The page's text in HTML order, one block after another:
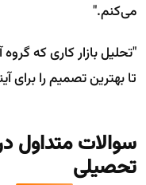
می‌کنم."
"تحلیل بازار کاری که
تا بهترین تصمیم را برای
سوالات متداول
تحصیلی